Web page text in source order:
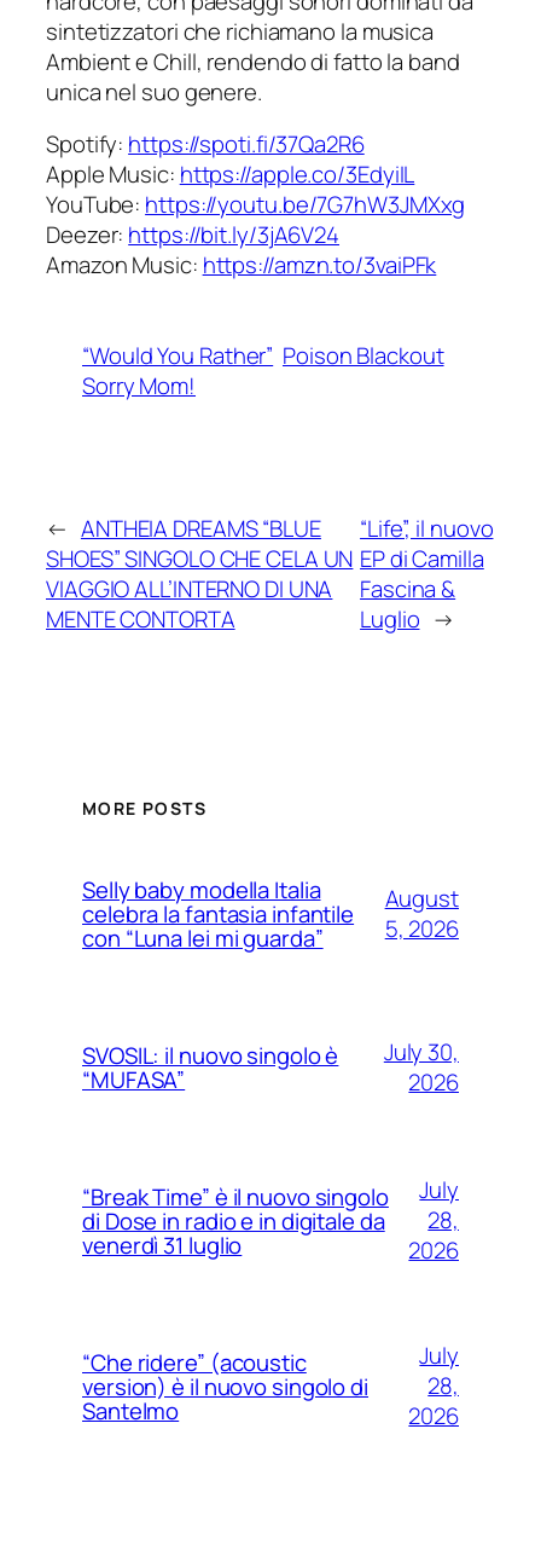
sintetizzatori che richiamano la musica
Ambient e Chill, rendendo di fatto la band
unica nel suo genere.
Spotify: https://spoti.fi/37Qa2R6
Apple Music: https://apple.co/3EdyiIL
YouTube: https://youtu.be/7G7hW3JMXxg
Deezer: https://bit.ly/3jA6V24
Amazon Music: https://amzn.to/3vaiPFk
“Would You Rather” Poison Blackout
Sorry Mom!
← ANTHEIA DREAMS “BLUE
SHOES” SINGOLO CHE CELA UN
VIAGGIO ALL’INTERNO DI UNA
MENTE CONTORTA
“Life”, il nuovo
EP di Camilla
Fascina &
Luglio →
MORE POSTS
Selly baby modella Italia
celebra la fantasia infantile
con “Luna lei mi guarda”
August
5, 2026
SVOSIL: il nuovo singolo è
“MUFASA”
July 30,
2026
“Break Time” è il nuovo singolo
di Dose in radio e in digitale da
venerdì 31 luglio
July
28,
2026
“Che ridere” (acoustic
version) è il nuovo singolo di
Santelmo
July
28,
2026